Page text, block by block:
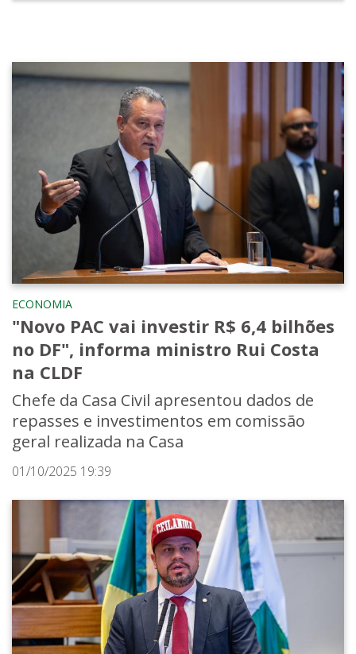
ECONOMIA
"Novo PAC vai investir R$ 6,4 bilhões
no DF", informa ministro Rui Costa
na CLDF
Chefe da Casa Civil apresentou dados de
repasses e investimentos em comissão
geral realizada na Casa
01/10/2025 19:39